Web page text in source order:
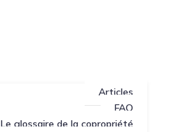
Articles
FAQ
Le glossaire de la copropriété